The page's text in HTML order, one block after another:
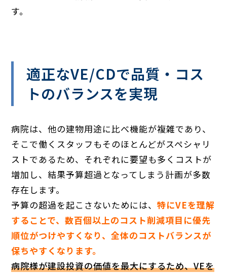
す。
適正なVE/CDで品質・コス
トのバランスを実現
病院は、他の建物用途に比べ機能が複雑であり、
そこで働くスタッフもそのほとんどがスペシャリ
ストであるため、それぞれに要望も多くコストが
増加し、結果予算超過となってしまう計画が多数
存在します。
予算の超過を起こさないためには、特にVEを理解
することで、数百個以上のコスト削減項目に優先
順位がつけやすくなり、全体のコストバランスが
保ちやすくなります。
病院様が建設投資の価値を最大にするため、VEを